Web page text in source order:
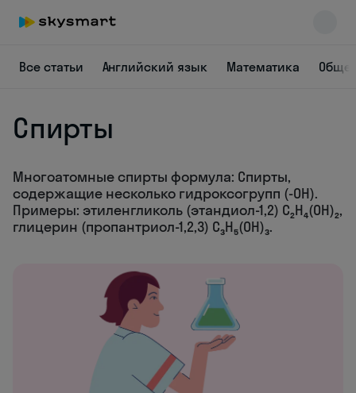
Все статьи Английский язык Математика
Спирты
Многоатомные спирты формула: Спирты,
содержащие несколько гидроксогрупп (-OH).
Примеры: этиленгликоль (этандиол-1,2) C₂H₄(OH)₂,
глицерин (пропантриол-1,2,3) C₃H₅(OH)₃.
Skysmart Chat
online